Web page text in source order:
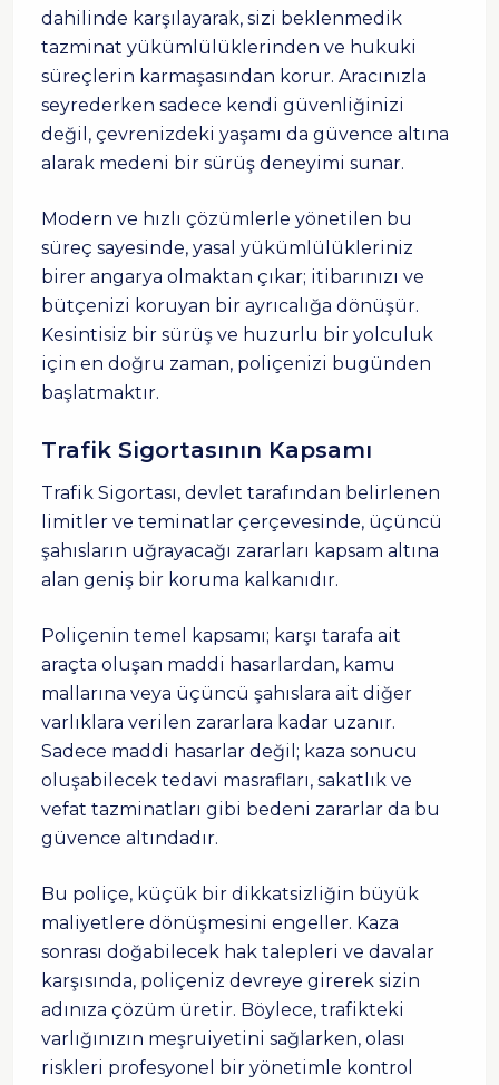
dahilinde karşılayarak, sizi beklenmedik
tazminat yükümlülüklerinden ve hukuki
süreçlerin karmaşasından korur. Aracınızla
seyrederken sadece kendi güvenliğinizi
değil, çevrenizdeki yaşamı da güvence altına
alarak medeni bir sürüş deneyimi sunar.
Modern ve hızlı çözümlerle yönetilen bu
süreç sayesinde, yasal yükümlülükleriniz
birer angarya olmaktan çıkar; itibarınızı ve
bütçenizi koruyan bir ayrıcalığa dönüşür.
Kesintisiz bir sürüş ve huzurlu bir yolculuk
için en doğru zaman, poliçenizi bugünden
başlatmaktır.
Trafik Sigortasının Kapsamı
Trafik Sigortası, devlet tarafından belirlenen
limitler ve teminatlar çerçevesinde, üçüncü
şahısların uğrayacağı zararları kapsam altına
alan geniş bir koruma kalkanıdır.
Poliçenin temel kapsamı; karşı tarafa ait
araçta oluşan maddi hasarlardan, kamu
mallarına veya üçüncü şahıslara ait diğer
varlıklara verilen zararlara kadar uzanır.
Sadece maddi hasarlar değil; kaza sonucu
oluşabilecek tedavi masrafları, sakatlık ve
vefat tazminatları gibi bedeni zararlar da bu
güvence altındadır.
Bu poliçe, küçük bir dikkatsizliğin büyük
maliyetlere dönüşmesini engeller. Kaza
sonrası doğabilecek hak talepleri ve davalar
karşısında, poliçeniz devreye girerek sizin
adınıza çözüm üretir. Böylece, trafikteki
varlığınızın meşruiyetini sağlarken, olası
riskleri profesyonel bir yönetimle kontrol